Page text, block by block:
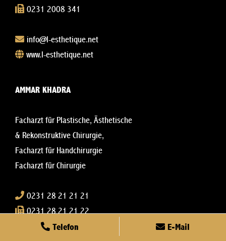
Telefon E-Mail
0231 2008 341
info@l-esthetique.net
www.l-esthetique.net
AMMAR KHADRA
Facharzt für Plastische, Ästhetische
& Rekonstruktive Chirurgie,
Facharzt für Handchirurgie
Facharzt für Chirurgie
0231 28 21 21 21
0231 28 21 21 22
khadra@l-esthetique.net